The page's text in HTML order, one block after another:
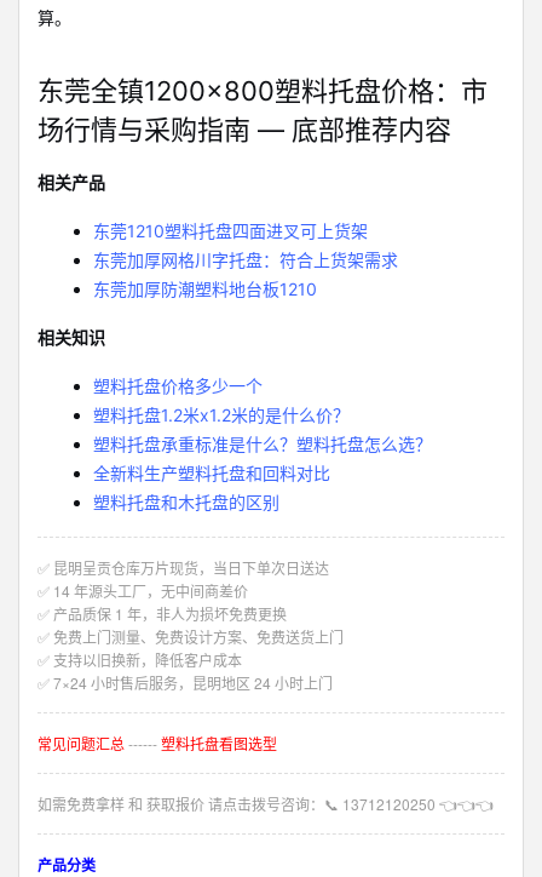
算。
东莞全镇1200×800塑料托盘价格：市
场行情与采购指南 — 底部推荐内容
相关产品
东莞1210塑料托盘四面进叉可上货架
东莞加厚网格川字托盘：符合上货架需求
东莞加厚防潮塑料地台板1210
相关知识
塑料托盘价格多少一个
塑料托盘1.2米x1.2米的是什么价？
塑料托盘承重标准是什么？塑料托盘怎么选？
全新料生产塑料托盘和回料对比
塑料托盘和木托盘的区别
✅ 昆明呈贡仓库万片现货，当日下单次日送达
✅ 14 年源头工厂，无中间商差价
✅ 产品质保 1 年，非人为损坏免费更换
✅ 免费上门测量、免费设计方案、免费送货上门
✅ 支持以旧换新，降低客户成本
✅ 7×24 小时售后服务，昆明地区 24 小时上门
常见问题汇总 ------塑料托盘看图选型
如需免费拿样 和 获取报价 请点击拨号咨询： 📞 13712120250 👈👈👈
产品分类